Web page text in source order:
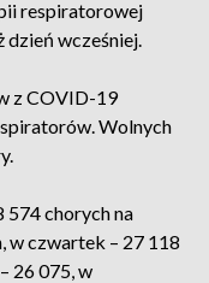
respiratorowej
dzień wcześniej.
z COVID-19
Wolnych
574 chorych na
w czwartek – 27 118
26 075, w